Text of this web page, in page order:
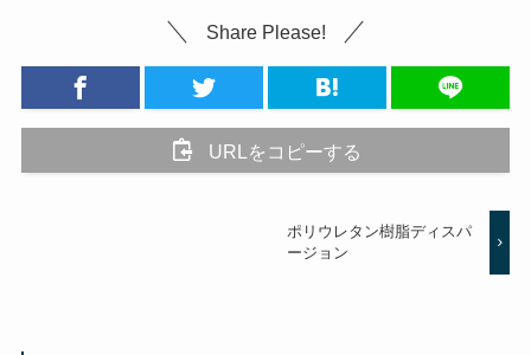
Share Please!
URLをコピーする
ポリウレタン樹脂ディスパ
ージョン